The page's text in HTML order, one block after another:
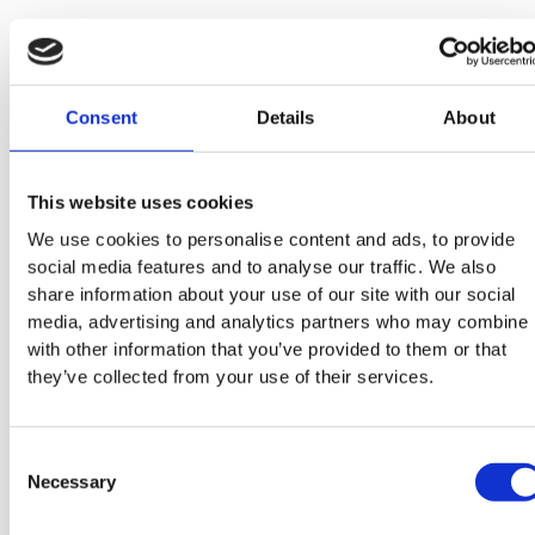
Consent Details About
This website uses cookies
We use cookies to personalise content and ads, to provide
social media features and to analyse our traffic. We also
share information about your use of our site with our social
media, advertising and analytics partners who may combine
with other information that you’ve provided to them or that
they’ve collected from your use of their services.
Selection
Necessary
Dorian Garbe
Geschäftsführer
Dorian ist für die strategische und kaufmännische Weiterentwicklung
zuständig. Der Impact, den SOFTTAILOR auf die Cyberresilienz der
deutschen Wirtschaft haben kann, ist ihm eine Herzensangelegenheit.
Spinning-Kursen geschleppt oder stellt sich an den Grill.
Thore Lenz
Geschäftsführer
Thore ist für die operative Weiterentwicklung und
Lösungsorientierung, hat er sich für unsere Kunden als vertraute
IT-Consultant zum Geschäftsführer entwickelt. Neuerdings, freut er
sich, dass ihn sein Nachwuchs von CrossFit und Gemüsezucht abhält.